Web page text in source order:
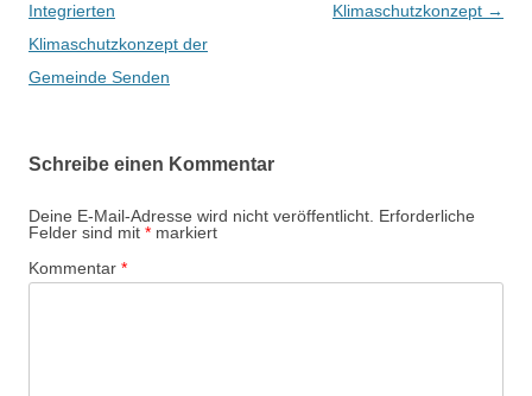
e
i
t
g
s
-
N
Integrierten
Klimaschutzkonzept der
Gemeinde Senden
Klimaschutzkonzept →
Schreibe einen Kommentar
Deine E-Mail-Adresse wird nicht veröffentlicht. Erforderliche
Felder sind mit * markiert
Kommentar *